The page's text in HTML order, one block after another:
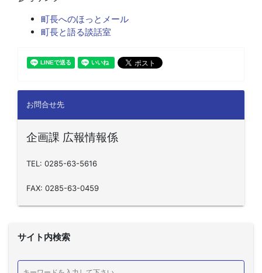
町長へのほっとメール
町長と語る談話室
お問合せ先
企画課 広報情報係
TEL: 0285-63-5616
FAX: 0285-63-0459
サイト内検索